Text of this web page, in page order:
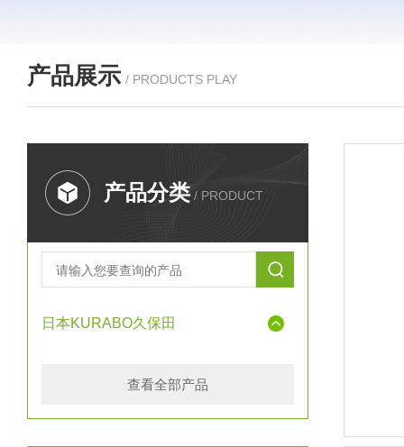
产品展示 / PRODUCTS PLAY
产品分类 / PRODUCT
日本KURABO久保田
查看全部产品